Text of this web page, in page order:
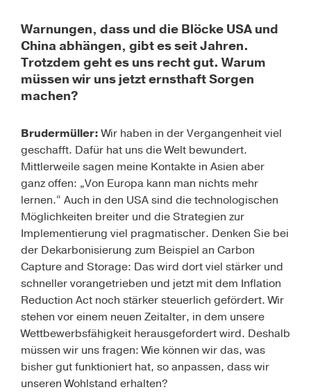
Warnungen, dass und die Blöcke USA und
China abhängen, gibt es seit Jahren.
Trotzdem geht es uns recht gut. Warum
müssen wir uns jetzt ernsthaft Sorgen
machen?
Brudermüller:Wir haben in der Vergangenheit viel
geschafft. Dafür hat uns die Welt bewundert.
Mittlerweile sagen meine Kontakte in Asien aber
ganz offen: „Von Europa kann man nichts mehr
lernen.“ Auch in den USA sind die technologischen
Möglichkeiten breiter und die Strategien zur
Implementierung viel pragmatischer. Denken Sie bei
der Dekarbonisierung zum Beispiel an Carbon
Capture and Storage: Das wird dort viel stärker und
schneller vorangetrieben und jetzt mit dem Inflation
Reduction Act noch stärker steuerlich gefördert. Wir
stehen vor einem neuen Zeitalter, in dem unsere
Wettbewerbsfähigkeit herausgefordert wird. Deshalb
müssen wir uns fragen: Wie können wir das, was
bisher gut funktioniert hat, so anpassen, dass wir
unseren Wohlstand erhalten?